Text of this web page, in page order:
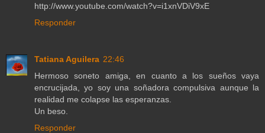
http://www.youtube.com/watch?v=i1xnVDiV9xE
Responder
Tatiana Aguilera 22:46
Hermoso soneto amiga, en cuanto a los sueños vaya
encrucijada, yo soy una soñadora compulsiva aunque la
realidad me colapse las esperanzas.
Un beso.
Responder